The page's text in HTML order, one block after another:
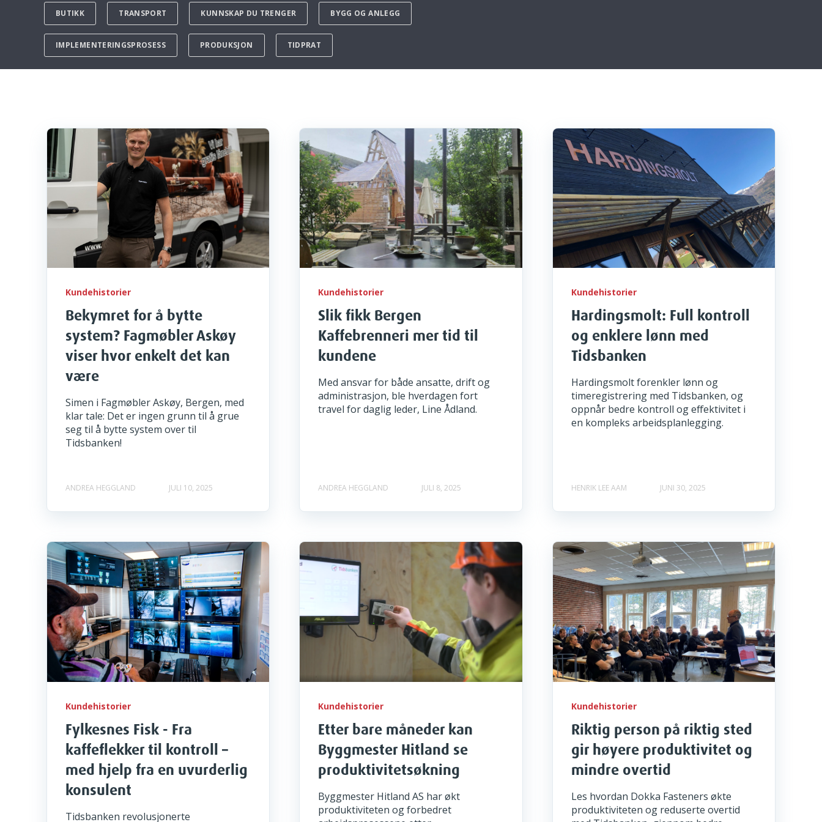
BUTIKK TRANSPORT KUNNSKAP DU TRENGER BYGG OG ANLEGG
IMPLEMENTERINGSPROSESS PRODUKSJON TIDPRAT
Kundehistorier
Bekymret for å bytte
system? Fagmøbler Askøy
viser hvor enkelt det kan
være
Simen i Fagmøbler Askøy, Bergen, med
klar tale: Det er ingen grunn til å grue
seg til å bytte system over til
Tidsbanken!
ANDREA HEGGLAND JULI 10, 2025
Kundehistorier
Slik fikk Bergen
Kaffebrenneri mer tid til
kundene
Med ansvar for både ansatte, drift og
administrasjon, ble hverdagen fort
travel for daglig leder, Line Ådland.
ANDREA HEGGLAND JULI 8, 2025
Kundehistorier
Hardingsmolt: Full kontroll
og enklere lønn med
Tidsbanken
Hardingsmolt forenkler lønn og
timeregistrering med Tidsbanken, og
oppnår bedre kontroll og effektivitet i
en kompleks arbeidsplanlegging.
HENRIK LEE AAM JUNI 30, 2025
Kundehistorier
Fylkesnes Fisk - Fra
kaffeflekker til kontroll –
med hjelp fra en uvurderlig
konsulent
Tidsbanken revolusjonerte
Kundehistorier
Etter bare måneder kan
Byggmester Hitland se
produktivitetsøkning
Byggmester Hitland AS har økt
produktiviteten og forbedret
Kundehistorier
Riktig person på riktig sted
gir høyere produktivitet og
mindre overtid
Les hvordan Dokka Fasteners økte
produktiviteten og reduserte overtid